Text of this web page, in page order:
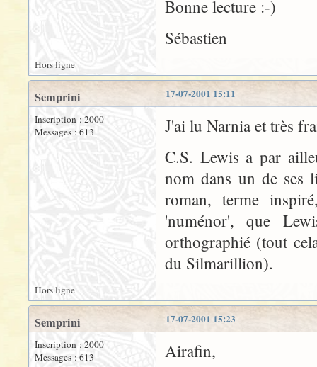
Bonne lecture :-)
Sébastien
Hors ligne
17-07-2001 15:11
Semprini
Inscription : 2000
Messages : 613
J'ai lu Narnia et très
C.S. Lewis a par
nom dans un de ses
roman, terme
'numénor', que
orthographié (tout
du Silmarillion).
Hors ligne
17-07-2001 15:23
Semprini
Inscription : 2000
Messages : 613
Airafin,